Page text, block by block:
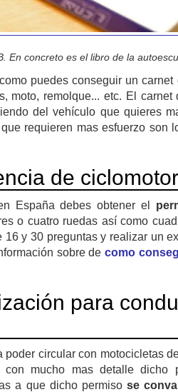
En concreto es el libro de la
puedes conseguir un carnet
moto, remolque... etc. El carnet
del vehículo que quieres
requieren mas esfuerzo son
de
España debes obtener el
o cuatro ruedas así como
y 30 preguntas y realizar un
sobre de como
para
circular con motocicletas
mucho mas detalle dicho
a que dicho permisose